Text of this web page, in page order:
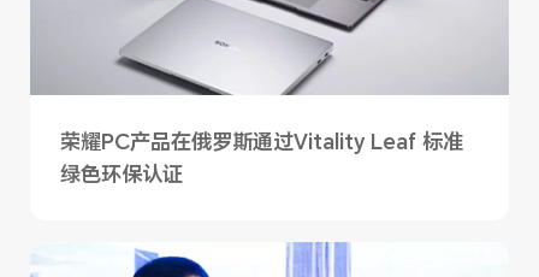
荣耀PC产品在俄罗斯通过Vitality Leaf 标准
绿色环保认证